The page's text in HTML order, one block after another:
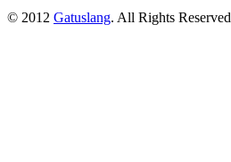
© 2012 Gatuslang. All Rights Reserved